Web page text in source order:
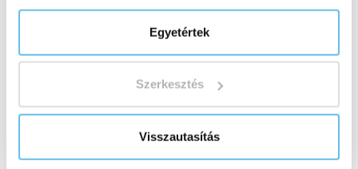
Egyetértek
Szerkesztés
Visszautasítás
ízprofiljukat és tipikus aromájukat. Csak ezután
pörkölik, őrlik, és instant kávé esetén tovább
feldolgozzák a kávét.
kávé?
Az instant kávé különböző módszerekkel készül.
A liofilizálás, vagyis afagyasztva szárításaz egyik